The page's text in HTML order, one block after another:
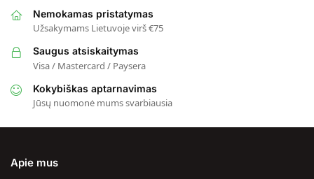
Nemokamas pristatymas
Užsakymams Lietuvoje virš €75
Saugus atsiskaitymas
Visa / Mastercard / Paysera
Kokybiškas aptarnavimas
Jūsų nuomonė mums svarbiausia
Apie mus